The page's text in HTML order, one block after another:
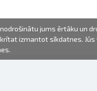
jums ērtāku un
izmantot sīkdatnes.